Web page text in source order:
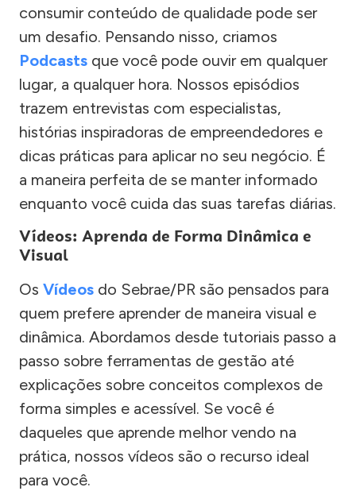
consumir conteúdo de qualidade pode ser
um desafio. Pensando nisso, criamos
Podcasts que você pode ouvir em qualquer
lugar, a qualquer hora. Nossos episódios
trazem entrevistas com especialistas,
histórias inspiradoras de empreendedores e
dicas práticas para aplicar no seu negócio. É
a maneira perfeita de se manter informado
enquanto você cuida das suas tarefas diárias.
Vídeos: Aprenda de Forma Dinâmica e
Visual
Os Vídeos do Sebrae/PR são pensados para
quem prefere aprender de maneira visual e
dinâmica. Abordamos desde tutoriais passo a
passo sobre ferramentas de gestão até
explicações sobre conceitos complexos de
forma simples e acessível. Se você é
daqueles que aprende melhor vendo na
prática, nossos vídeos são o recurso ideal
para você.